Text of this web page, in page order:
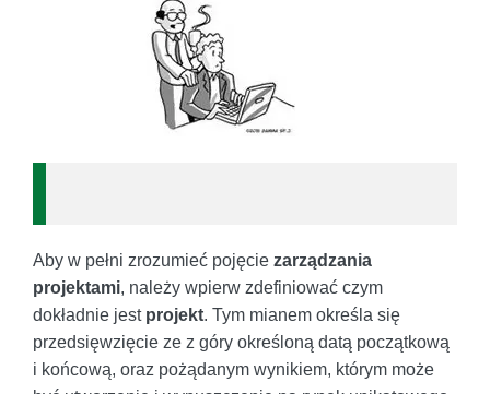
Aby w pełni zrozumieć pojęcie zarządzania
projektami, należy wpierw zdefiniować czym
dokładnie jest projekt. Tym mianem określa się
przedsięwzięcie ze z góry określoną datą początkową
i końcową, oraz pożądanym wynikiem, którym może